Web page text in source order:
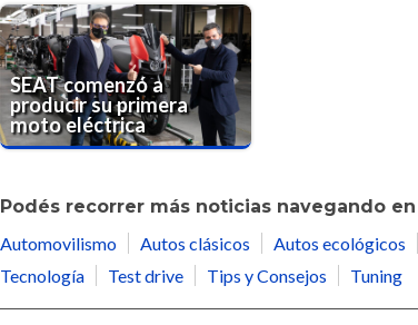
SEAT comenzó a
producir su primera
moto eléctrica
Podés recorrer más noticias navegando
Automovilismo
Autos clásicos Autos ecológicos
Tecnología
Test drive Tips y Consejos Tuning